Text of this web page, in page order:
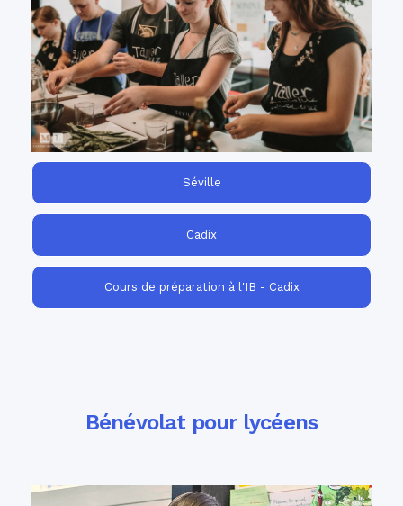
Nos
circuits personnalisés d'immersion en
langue espagnole
sont parfaits pour plonger
vos élèves du collège ou du lycée dans la
langue et la culture espagnoles !
Séville
Cadix
Cours de préparation à l'IB - Cadix
Bénévolat pour lycéens